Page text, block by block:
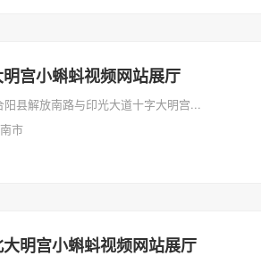
宫小蝌蚪视频网站展厅
阳县解放南路与印光大道十字大明宫...
市
明宫小蝌蚪视频网站展厅